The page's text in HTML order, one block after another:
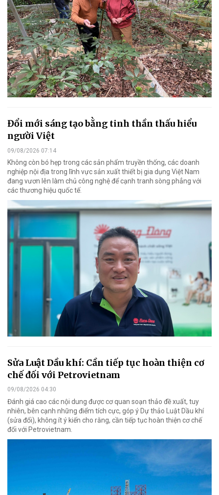
Đổi mới sáng tạo bằng tinh thần thấu hiểu
người Việt
09/08/2026 07:14
Không còn bó hẹp trong các sản phẩm truyền thống, các doanh
nghiệp nội địa trong lĩnh vực sản xuất thiết bị gia dụng Việt Nam
đang vươn lên làm chủ công nghệ để cạnh tranh sòng phẳng với
các thương hiệu quốc tế.
Sửa Luật Dầu khí: Cần tiếp tục hoàn thiện cơ
chế đối với Petrovietnam
09/08/2026 04:30
Đánh giá cao các nội dung được cơ quan soạn thảo đề xuất, tuy
nhiên, bên cạnh những điểm tích cực, góp ý Dự thảo Luật Dầu khí
(sửa đổi), không ít ý kiến cho rằng, cần tiếp tục hoàn thiện cơ chế
đối với Petrovietnam.